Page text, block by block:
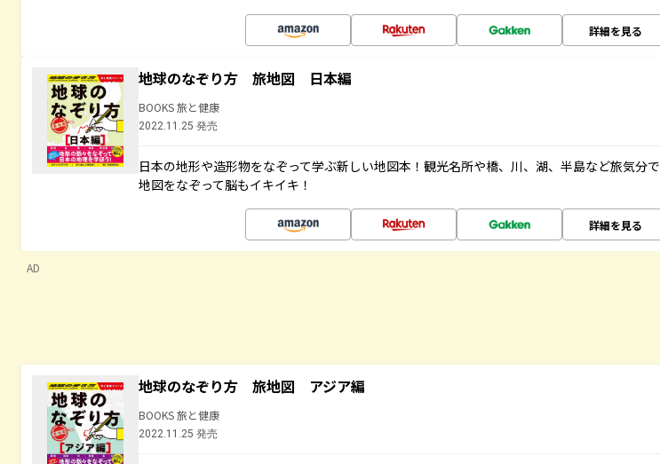
詳細を見る
地球のなぞり方 旅地図 日本編
BOOKS 旅と健康
2022.11.25 発売
日本の地形や造形物をなぞって学ぶ新しい地図本！観光名所や橋、川、湖、半島など旅気分で
地図をなぞって脳もイキイキ！
詳細を見る
AD
地球のなぞり方 旅地図 アジア編
BOOKS 旅と健康
2022.11.25 発売